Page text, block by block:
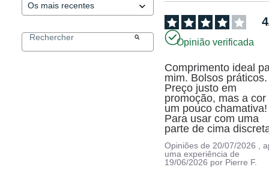
4
Opinião verificada
Comprimento ideal
mim. Bolsos práticos.
Preço justo em
promoção, mas a cor
um pouco chamativa!
Para usar com uma
parte de cima
Opiniões de20/07/2026 ,
uma experiência de
19/06/2026 por Pierre F.